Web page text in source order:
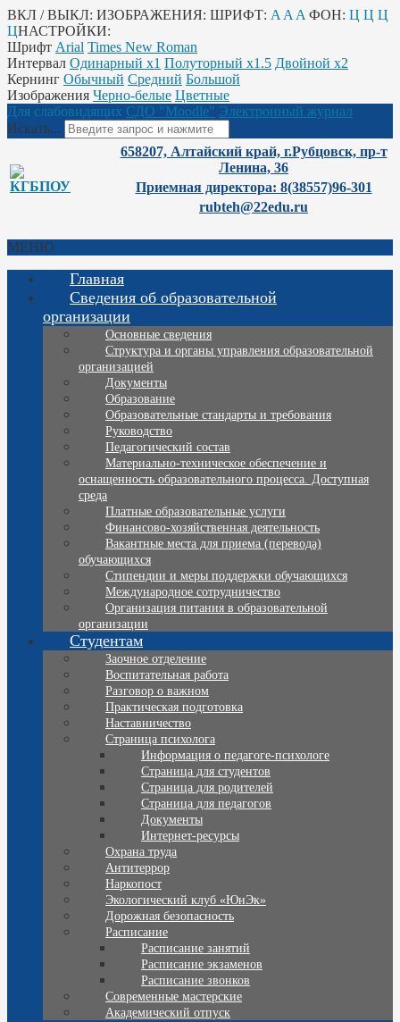
ВКЛ / ВЫКЛ: ИЗОБРАЖЕНИЯ: ШРИФТ: A A A ФОН: Ц Ц Ц
ЦНАСТРОЙКИ:
Шрифт Arial Times New Roman
Интервал Одинарный х1 Полуторный х1.5 Двойной х2
Кернинг Обычный Средний Большой
Изображения Черно-белые Цветные
Для слабовидящих СДО "Moodle" Электронный журнал
Искать...
658207, Алтайский край, г.Рубцовск, пр-т
Ленина, 36
Приемная директора: 8(38557)96-301
rubteh@22edu.ru
МЕНЮ
Главная
Сведения об образовательной
организации
Основные сведения
Структура и органы управления образовательной
организацией
Документы
Образование
Образовательные стандарты и требования
Руководство
Педагогический состав
Материально-техническое обеспечение и
оснащенность образовательного процесса. Доступная
среда
Платные образовательные услуги
Финансово-хозяйственная деятельность
Вакантные места для приема (перевода)
обучающихся
Стипендии и меры поддержки обучающихся
Международное сотрудничество
Организация питания в образовательной
организации
Студентам
Заочное отделение
Воспитательная работа
Разговор о важном
Практическая подготовка
Наставничество
Страница психолога
Информация о педагоге-психологе
Страница для студентов
Страница для родителей
Страница для педагогов
Документы
Интернет-ресурсы
Охрана труда
Антитеррор
Наркопост
Экологический клуб «ЮнЭк»
Дорожная безопасность
Расписание
Расписание занятий
Расписание экзаменов
Расписание звонков
Современные мастерские
Академический отпуск